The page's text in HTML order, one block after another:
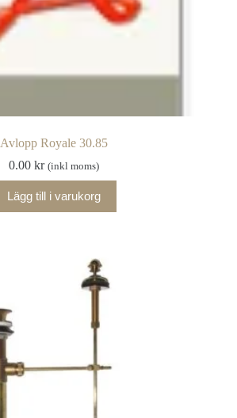
Avlopp Royale 30.85
0.00kr (inkl moms)
Lägg till i varukorg